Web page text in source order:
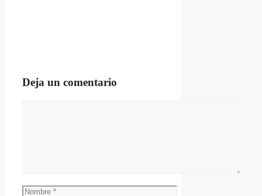
Deja un comentario
Nombre